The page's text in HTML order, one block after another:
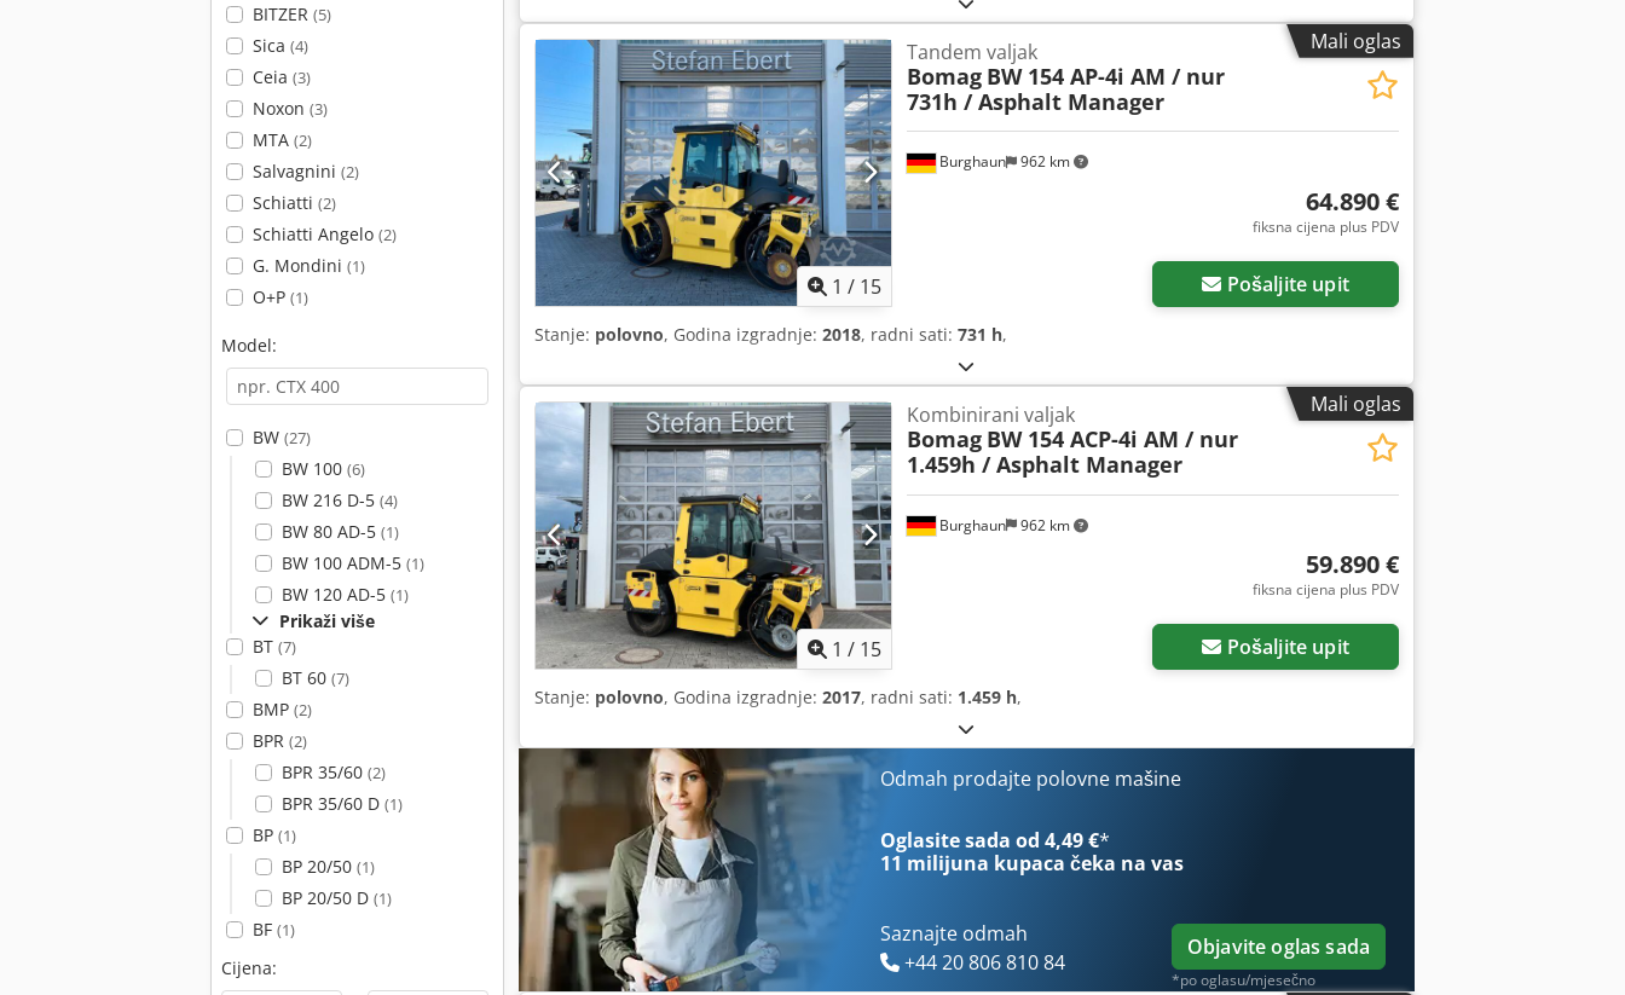
BITZER (5)
Sica (4)
Ceia (3)
Noxon (3)
MTA (2)
Salvagnini (2)
Schiatti (2)
Schiatti Angelo (2)
G. Mondini (1)
O+P (1)
Model:
BW (27)
BW 100 (6)
BW 216 D-5 (4)
BW 80 AD-5 (1)
BW 100 ADM-5 (1)
BW 120 AD-5 (1)
Prikaži više
BT (7)
BT 60 (7)
BMP (2)
BPR (2)
BPR 35/60 (2)
BPR 35/60 D (1)
BP (1)
BP 20/50 (1)
BP 20/50 D (1)
BF (1)
Cijena:
Mali oglas
1 / 15
Burghaun 962 km
Tandem valjak
Bomag BW 154 AP-4i AM / nur
731h / Asphalt Manager
64.890 €
fiksna cijena plus PDV
Pošaljite upit
Stanje: polovno, Godina izgradnje: 2018, radni sati: 731 h,
Mali oglas
1 / 15
Burghaun 962 km
Kombinirani valjak
Bomag BW 154 ACP-4i AM / nur
1.459h / Asphalt Manager
59.890 €
fiksna cijena plus PDV
Pošaljite upit
Stanje: polovno, Godina izgradnje: 2017, radni sati: 1.459 h,
Odmah prodajte polovne mašine
Oglasite sada od 4,49 €*
11 milijuna kupaca čeka na vas
Saznajte odmah
+44 20 806 810 84
Objavite oglas sada
*po oglasu/mjesečno